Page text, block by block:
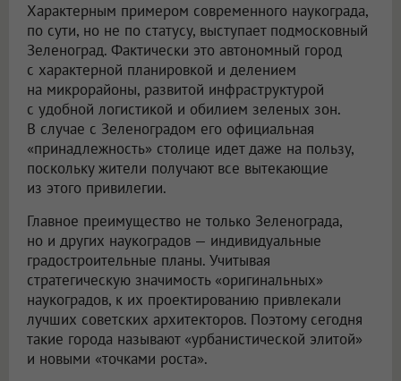
Характерным примером современного наукограда,
по сути, но не по статусу, выступает подмосковный
Зеленоград. Фактически это автономный город
с характерной планировкой и делением
на микрорайоны, развитой инфраструктурой
с удобной логистикой и обилием зеленых зон.
В случае с Зеленоградом его официальная
«принадлежность» столице идет даже на пользу,
поскольку жители получают все вытекающие
из этого привилегии.
Главное преимущество не только Зеленограда,
но и других наукоградов — индивидуальные
градостроительные планы. Учитывая
стратегическую значимость «оригинальных»
наукоградов, к их проектированию привлекали
лучших советских архитекторов. Поэтому сегодня
такие города называют «урбанистической элитой»
и новыми «точками роста».